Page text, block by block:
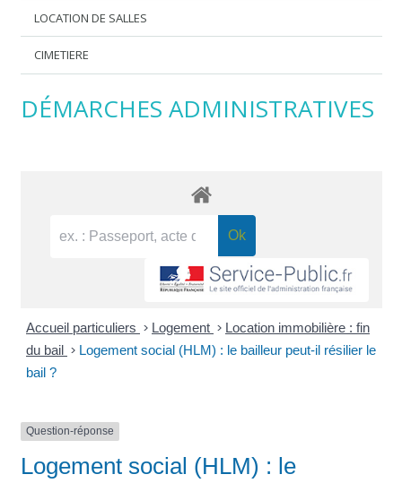
LOCATION DE SALLES
CIMETIERE
DÉMARCHES ADMINISTRATIVES
Accueil particuliers > Logement > Location immobilière : fin
du bail > Logement social (HLM) : le bailleur peut-il résilier le
bail ?
Question-réponse
Logement social (HLM) : le